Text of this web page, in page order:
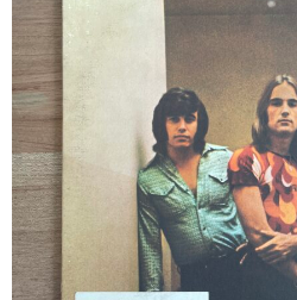
取り置きなどについて
Categories
New Arrivals
新譜
GG RECORD （当店のレーベル）
全商品